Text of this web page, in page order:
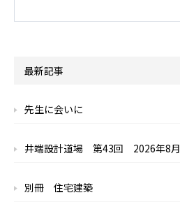
最新記事
先生に会いに
井端設計道場 第43回 2026年8月
別冊 住宅建築